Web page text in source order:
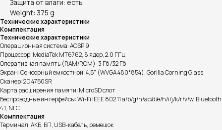
Защита от влаги: есть
Weight: 375 g
Технические характеристики
Комплектация
Технические характеристики
Операционная система: AOSP 9
Процессор: MediaTek MT6762, 8 ядер, 2.0 ГГц
Оперативная память (RAM/ROM): 3 Гб /32 Гб
Экран: Сенсорный емкостной, 4,5" (WVGA 480*854), Gorilla Corning Glass
Сканер: 2D 4750SR
Карта расширения памяти: MicroSD слот
Беспроводные интерфейсы: Wi-Fi IEEE 802.11 a/b/g/n/ac/d/e/h/i/j/k/r/v/w, Bluetooth
4.1, NFC
Комплектация
Терминал, АКБ, БП, USB-кабель, ремешок